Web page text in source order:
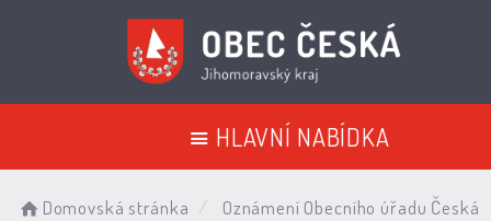
HLAVNÍ NABÍDKA
Domovská stránka
Oznámení Obecního úřadu Česká